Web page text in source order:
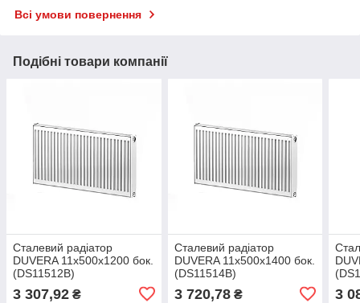
Всі умови повернення
Подібні товари компанії
Сталевий радіатор
DUVERA 11х500х1200 бок.
(DS11512B)
3 307,92 ₴
Сталевий радіатор
DUVERA 11х500х1400 бок.
(DS11514B)
3 720,78₴ 3